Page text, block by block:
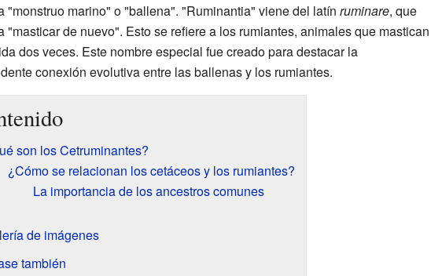
"monstruo marino" o "ballena". "Ruminantia" viene del latín ruminare, que
"masticar de nuevo". Esto se refiere a los rumiantes, animales que mastican
dos veces. Este nombre especial fue creado para destacar la
conexión evolutiva entre las ballenas y los rumiantes.
son los Cetruminantes?
¿Cómo se relacionan los cetáceos y los rumiantes?
La importancia de los ancestros comunes
de imágenes
también